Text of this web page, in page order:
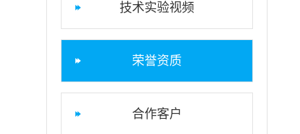
技术实验视频
荣誉资质
合作客户